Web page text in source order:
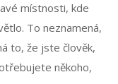
místnosti, kde
To neznamená,
to, že jste člověk,
někoho,